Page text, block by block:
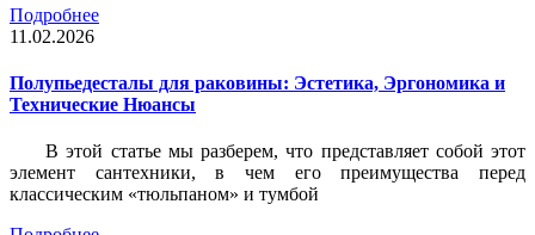
Подробнее
11.02.2026
Полупьедесталы для раковины: Эстетика, Эргономика и
Технические Нюансы
В этой статье мы разберем, что представляет собой этот
элемент сантехники, в чем его преимущества перед
классическим «тюльпаном» и тумбой